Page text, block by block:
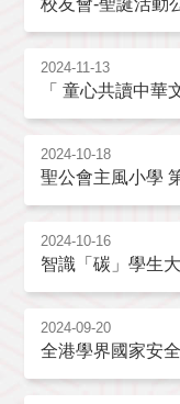
2024-11-13
「 童心共讀中華
2024-10-18
聖公會主風小學
2024-10-16
智識「碳」學生
2024-09-20
全港學界國家安